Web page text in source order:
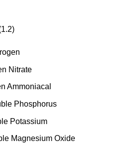
Nitrate
Ammoniacal
Phosphorus
Potassium
Magnesium Oxide